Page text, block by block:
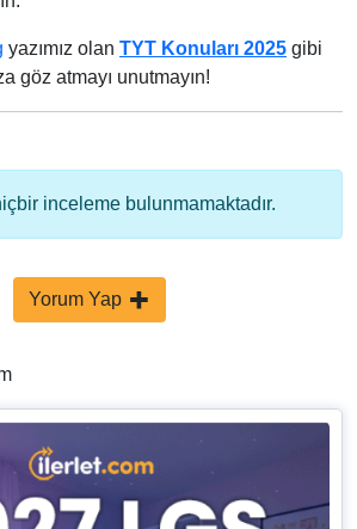
yazımız olan TYT Konuları 2025 gibi
göz atmayı unutmayın!
inceleme bulunmamaktadır.
Yorum Yap